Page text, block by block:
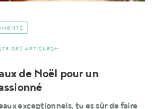
DES ARTICLES
de Noël pour un
exceptionnels, tu es sûr de faire